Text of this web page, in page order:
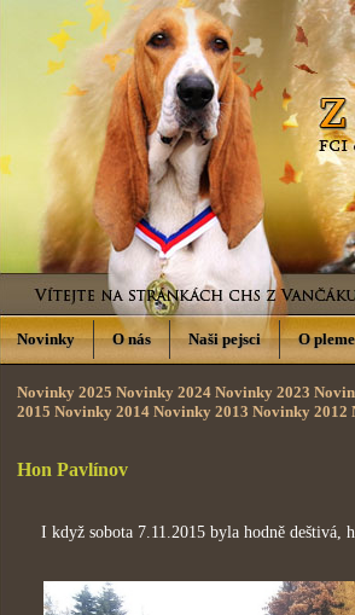
Novinky 2025 Novinky 2024 Novinky 2023
2015 Novinky 2014 Novinky 2013 Novinky 2012
Hon Pavlínov
I když sobota 7.11.2015 byla hodně deštivá,
Novinky O nás Naši pejsci O